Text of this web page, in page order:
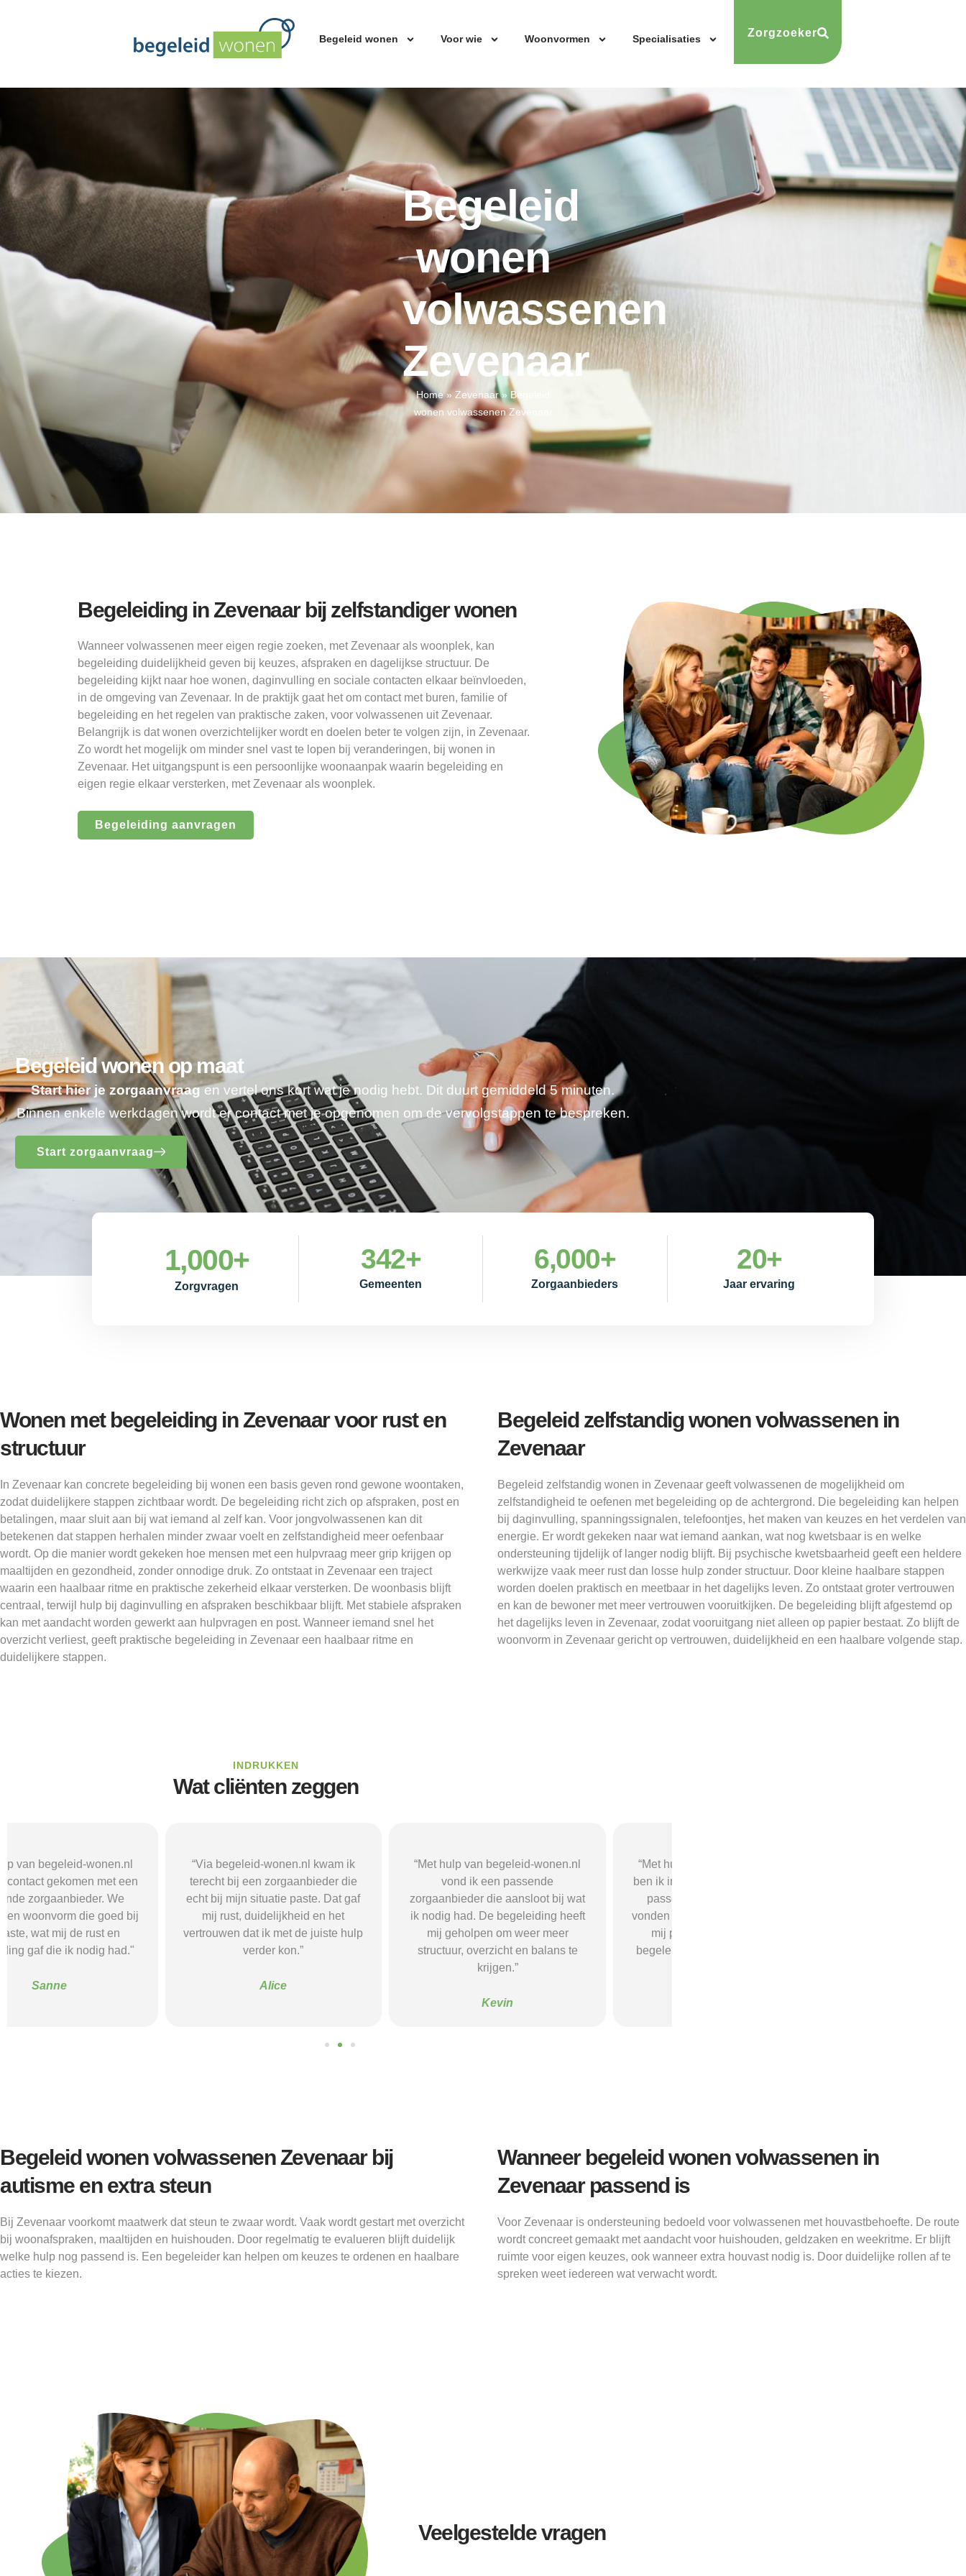
Begeleid wonen Voor wie Woonvormen Specialisaties Zorgzoeker
Begeleid
wonen
volwassenen
Zevenaar
Home» Zevenaar»Begeleid
wonen volwassenen Zevenaar
Begeleiding in Zevenaar bij zelfstandiger wonen
Wanneer volwassenen meer eigen regie zoeken, met Zevenaar als woonplek, kan
begeleiding duidelijkheid geven bij keuzes, afspraken en dagelijkse structuur. De
begeleiding kijkt naar hoe wonen, daginvulling en sociale contacten elkaar beïnvloeden,
in de omgeving van Zevenaar. In de praktijk gaat het om contact met buren, familie of
begeleiding en het regelen van praktische zaken, voor volwassenen uit Zevenaar.
Belangrijk is dat wonen overzichtelijker wordt en doelen beter te volgen zijn, in Zevenaar.
Zo wordt het mogelijk om minder snel vast te lopen bij veranderingen, bij wonen in
Zevenaar. Het uitgangspunt is een persoonlijke woonaanpak waarin begeleiding en
eigen regie elkaar versterken, met Zevenaar als woonplek.
Begeleiding aanvragen
Begeleid wonen op maat
Start hier je zorgaanvraagen vertel ons kort wat je nodig hebt. Dit duurt gemiddeld 5 minuten.
Binnen enkele werkdagen wordt er contact met je opgenomen om de vervolgstappen te bespreken.
Start zorgaanvraag
Zorgvragen
1,000+
Gemeenten
342+
Zorgaanbieders
6,000+
Jaar ervaring
20+
Wonen met begeleiding in Zevenaar voor rust en
structuur
In Zevenaar kan concrete begeleiding bij wonen een basis geven rond gewone woontaken,
zodat duidelijkere stappen zichtbaar wordt. De begeleiding richt zich op afspraken, post en
betalingen, maar sluit aan bij wat iemand al zelf kan. Voor jongvolwassenen kan dit
betekenen dat stappen herhalen minder zwaar voelt en zelfstandigheid meer oefenbaar
wordt. Op die manier wordt gekeken hoe mensen met een hulpvraag meer grip krijgen op
maaltijden en gezondheid, zonder onnodige druk. Zo ontstaat in Zevenaar een traject
waarin een haalbaar ritme en praktische zekerheid elkaar versterken. De woonbasis blijft
centraal, terwijl hulp bij daginvulling en afspraken beschikbaar blijft. Met stabiele afspraken
kan met aandacht worden gewerkt aan hulpvragen en post. Wanneer iemand snel het
overzicht verliest, geeft praktische begeleiding in Zevenaar een haalbaar ritme en
duidelijkere stappen.
Begeleid zelfstandig wonen volwassenen in
Zevenaar
Begeleid zelfstandig wonen in Zevenaar geeft volwassenen de mogelijkheid om
zelfstandigheid te oefenen met begeleiding op de achtergrond. Die begeleiding kan helpen
bij daginvulling, spanningssignalen, telefoontjes, het maken van keuzes en het verdelen van
energie. Er wordt gekeken naar wat iemand aankan, wat nog kwetsbaar is en welke
ondersteuning tijdelijk of langer nodig blijft. Bij psychische kwetsbaarheid geeft een heldere
werkwijze vaak meer rust dan losse hulp zonder structuur. Door kleine haalbare stappen
worden doelen praktisch en meetbaar in het dagelijks leven. Zo ontstaat groter vertrouwen
en kan de bewoner met meer vertrouwen vooruitkijken. De begeleiding blijft afgestemd op
het dagelijks leven in Zevenaar, zodat vooruitgang niet alleen op papier bestaat. Zo blijft de
woonvorm in Zevenaar gericht op vertrouwen, duidelijkheid en een haalbare volgende stap.
INDRUKKEN
Wat cliënten zeggen
“Via begeleid-wonen.nl kwam ik
terecht bij een zorgaanbieder die
echt bij mijn situatie paste. Dat gaf
mij rust, duidelijkheid en het
vertrouwen dat ik met de juiste hulp
verder kon.”
“Met hulp van begeleid-wonen.nl
vond ik een passende
zorgaanbieder die aansloot bij wat
ik nodig had. De begeleiding heeft
mij geholpen om weer meer
structuur, overzicht en balans te
“Met hulp van begeleid-wonen.nl
ben ik in contact gekomen met een
passende zorgaanbieder. We
vonden een woonvorm die goed bij
mij paste, wat mij de rust en
begeleiding gaf die ik nodig had."
Begeleid wonen volwassenen Zevenaar bij
autisme en extra steun
Bij Zevenaar voorkomt maatwerk dat steun te zwaar wordt. Vaak wordt gestart met overzicht
bij woonafspraken, maaltijden en huishouden. Door regelmatig te evalueren blijft duidelijk
welke hulp nog passend is. Een begeleider kan helpen om keuzes te ordenen en haalbare
acties te kiezen.
Wanneer begeleid wonen volwassenen in
Zevenaar passend is
Voor Zevenaar is ondersteuning bedoeld voor volwassenen met houvastbehoefte. De route
wordt concreet gemaakt met aandacht voor huishouden, geldzaken en weekritme. Er blijft
ruimte voor eigen keuzes, ook wanneer extra houvast nodig is. Door duidelijke rollen af te
spreken weet iedereen wat verwacht wordt.
Veelgestelde vragen